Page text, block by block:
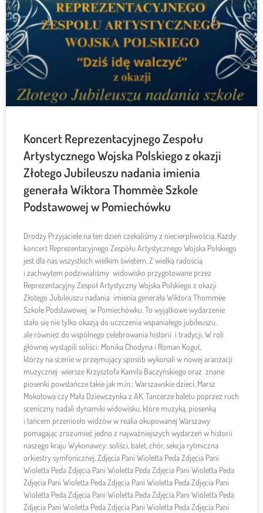
Koncert Reprezentacyjnego Zespołu
Artystycznego Wojska Polskiego z okazji
Złotego Jubileuszu nadania imienia
generała Wiktora Thommèe Szkole
Podstawowej w Pomiechówku
Drodzy Przyjaciele na ten dzień czekaliśmy z niecierpliwością. Każdy
koncert Reprezentacyjnego Zespółu Artystycznego Wojska Polskiego
jest dla nas wszystkich wielkim świętem. Z wielką radością
i zachwytem podziwialiśmy widowisko przygotowane przez
Reprezentacyjny Zespół Artystyczny Wojska Polskiego z okazji
Złotego Jubileuszu nadania imienia generała Wiktora Thommèe
Szkole Podstawowej w Pomiechówku. To wyjątkowe wydarzenie
stało się nie tylko okazją do uczczenia wspaniałego jubileuszu,
ale również do wspólnego celebrowania historii i tradycji. W roli
głównej wystąpili soliści: Monika Chodyna i Roman Kogut,
którzy na scenie w przejmujący sposób wykonali w nowej aranżacji
muzycznej wiersze Krzysztofa Kamila Baczyńskiego oraz znane
piosenki powstańcze takie jak m.in.: Warszawskie dzieci, Marsz
Mokotowa czy Mała Dziewczynka z AK. Tancerze baletu poprzez ruch
sceniczny nadali dynamiki widowisku, które muzyką, piosenką
i tańcem przeniosło widzów w realia okupowanej Warszawy
pomagając zrozumieć jedno z najważniejszych wydarzeń w historii
naszego kraju Wykonawcy: soliści, balet, chór, sekcja rytmiczna
orkiestry symfonicznej. Zdjęcia Pani Wioletta Peda Zdjęcia Pani
Wioletta Peda Zdjęcia Pani Wioletta Peda Zdjęcia Pani Wioletta Peda
Zdjęcia Pani Wioletta Peda Zdjęcia Pani Wioletta Peda Zdjęcia Pani
Wioletta Peda Zdjęcia Pani Wioletta Peda Zdjęcia Pani Wioletta Peda
Zdjęcia Pani Wioletta Peda Zdjęcia Pani Wioletta Peda Zdjęcia Pani